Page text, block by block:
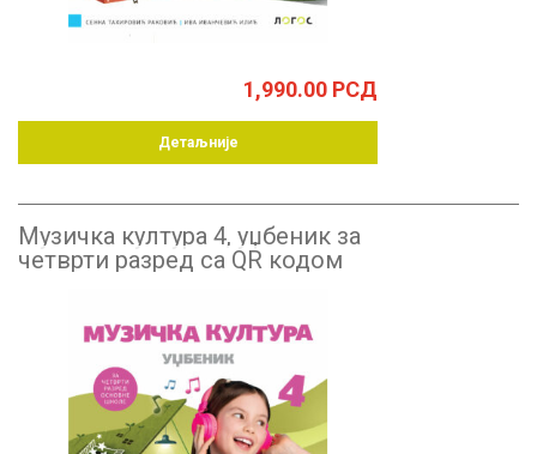
1,990.00 РСД
Детаљније
Музичка култура 4, уџбеник за
четврти разред са QR кодом